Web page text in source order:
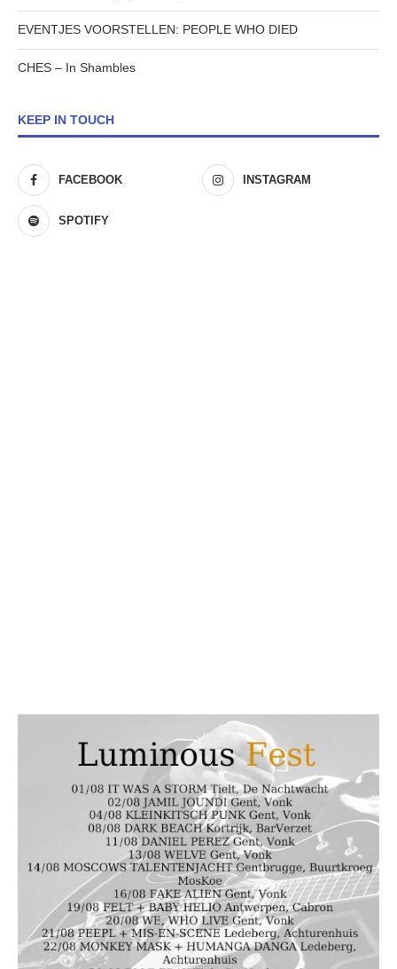
EVENTJES VOORSTELLEN: PEOPLE WHO DIED
CHES – In Shambles
KEEP IN TOUCH
FACEBOOK INSTAGRAM
SPOTIFY